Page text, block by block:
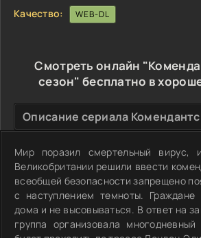
Качество:
WEB-DL
Смотреть онлайн
сезон" бесплатно в
Описание сериала
Мир поразил смертельный вирус,
Великобритании решили ввести
всеобщей безопасности запрещено
с наступлением темноты. Граждане
дома и не высовываться. В ответ на
группа организовала